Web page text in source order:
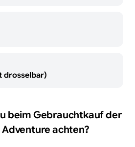
drosselbar)
beim Gebrauchtkauf der
Adventureachten?